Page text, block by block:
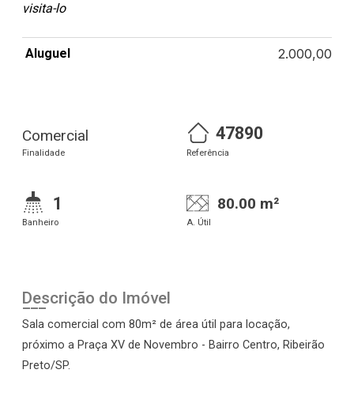
visita-lo
Aluguel 2.000,00
Comercial
Finalidade
47890
Referência
1
Banheiro
80.00 m²
A. Útil
Descrição do Imóvel
Sala comercial com 80m² de área útil para locação,
próximo a Praça XV de Novembro - Bairro Centro, Ribeirão
Preto/SP.